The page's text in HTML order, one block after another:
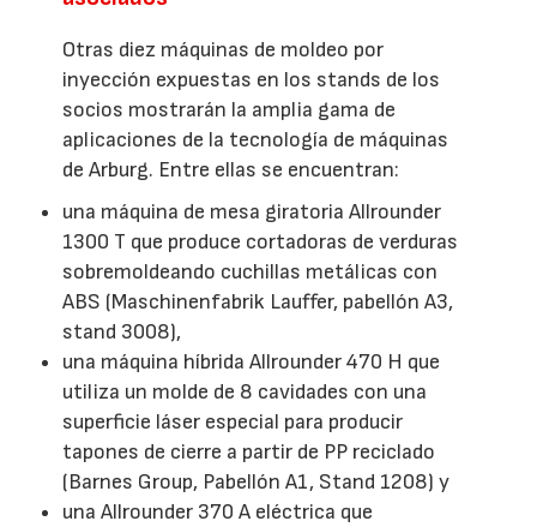
Otras diez máquinas de moldeo por
inyección expuestas en los stands de los
socios mostrarán la amplia gama de
aplicaciones de la tecnología de máquinas
de Arburg. Entre ellas se encuentran:
una máquina de mesa giratoria Allrounder
1300 T que produce cortadoras de verduras
sobremoldeando cuchillas metálicas con
ABS (Maschinenfabrik Lauffer, pabellón A3,
stand 3008),
una máquina híbrida Allrounder 470 H que
utiliza un molde de 8 cavidades con una
superficie láser especial para producir
tapones de cierre a partir de PP reciclado
(Barnes Group, Pabellón A1, Stand 1208) y
una Allrounder 370 A eléctrica que